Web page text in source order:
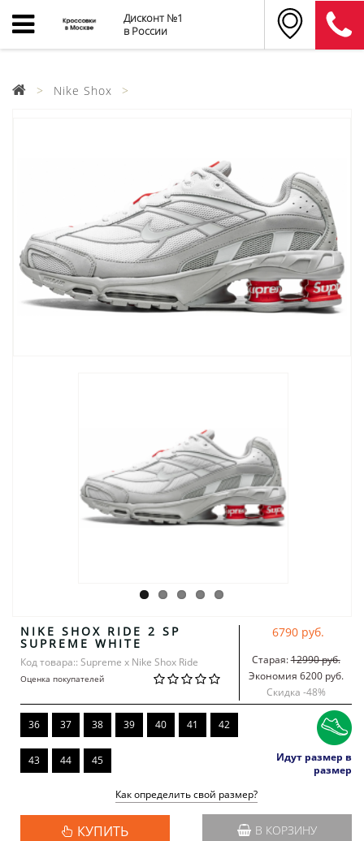
Дисконт №1
в России
Nike Shox
NIKE SHOX RIDE 2 SP
SUPREME WHITE
Код товара:: Supreme x Nike Shox Ride
Оценка покупателей
6790 руб.
Старая:12990 руб.
Экономия 6200 руб.
Скидка -48%
36 37 38 39 40 41 42
43 44 45
Идут размер в
размер
Как определить свой размер?
КУПИТЬ В КОРЗИНУ